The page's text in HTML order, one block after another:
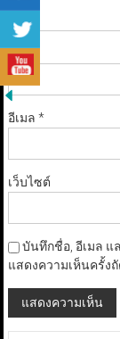
ชื่อ*
อีเมล *
เว็บไซต์
บันทึกชื่อ, อีเมล แ
แสดงความเห็นครั้ง